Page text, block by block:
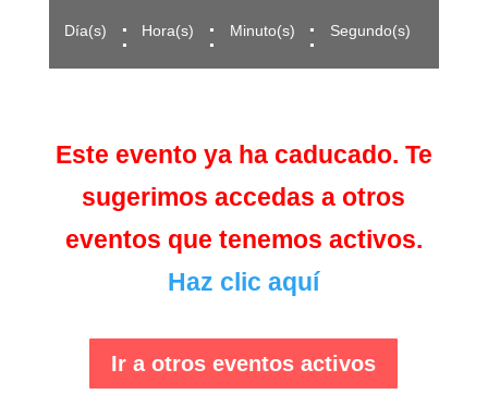
Día(s) : Hora(s) : Minuto(s) : Segundo(s)
Este evento ya ha caducado. Te
sugerimos accedas a otros
eventos que tenemos activos.
Haz clic aquí
Ir a otros eventos activos